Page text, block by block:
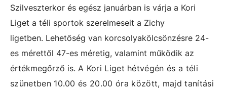
Szilveszterkor és egész januárban is várja a Kori
Liget a téli sportok szerelmeseit a Zichy
ligetben. Lehetőség van korcsolyakölcsönzésre 24-
es mérettől 47-es méretig, valamint működik az
értékmegőrző is. A Kori Liget hétvégén és a téli
szünetben 10.00 és 20.00 óra között, majd tanítási